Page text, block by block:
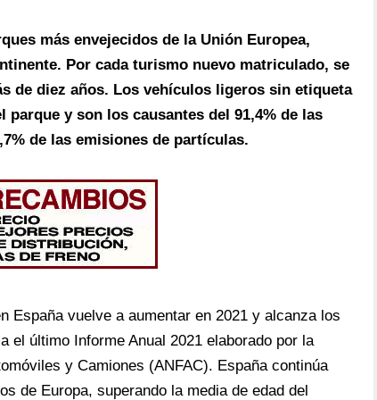
más envejecidos de la Unión Europea,
Por cada turismo nuevo matriculado, se
de diez años. Los vehículos ligeros sin etiqueta
parque y son los causantes del 91,4% de las
de las emisiones de partículas.
España vuelve a aumentar en 2021 y alcanza los
el último Informe Anual 2021 elaborado por la
y Camiones (ANFAC). España continúa
de Europa, superando la media de edad del